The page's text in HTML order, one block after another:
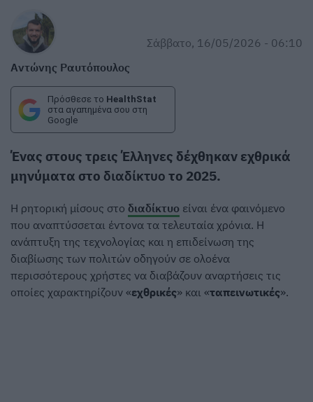
Αντώνης Ραυτόπουλος
Σάββατο, 16/05/2026 - 06:10
Πρόσθεσε το HealthStat
στα αγαπημένα σου στη
Google
Ένας στους τρεις Έλληνες δέχθηκαν εχθρικά
μηνύματα στο διαδίκτυο το 2025.
Η ρητορική μίσους στο διαδίκτυο είναι ένα φαινόμενο
που αναπτύσσεται έντονα τα τελευταία χρόνια. Η
ανάπτυξη της τεχνολογίας και η επιδείνωση της
διαβίωσης των πολιτών οδηγούν σε ολοένα
περισσότερους χρήστες να διαβάζουν αναρτήσεις τις
οποίες χαρακτηρίζουν «εχθρικές» και «ταπεινωτικές».